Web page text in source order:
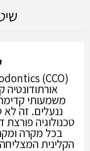
(CCO)
משמעותי
ננעלים. זה
טכנולוגיה פורצת
בכל מקרה
הקלינית